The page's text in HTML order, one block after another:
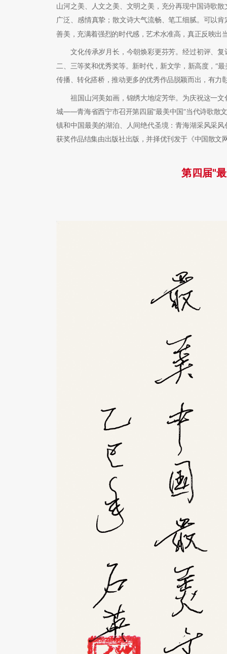
山河之美、人文之美、文明之美，充分再现中国诗歌
广泛、感情真挚；散文诗大气流畅、笔工细腻。可以
善美，充满着强烈的时代感，艺术水准高，真正反映出
文化传承岁月长，今朝焕彩更芬芳。经过初评、复
二、三等奖和优秀奖等。新时代，新文学，新高度，“
传播、转化搭桥，推动更多的优秀作品脱颖而出，有力
祖国山河美如画，锦绣大地绽芳华。为庆祝这一文
城——青海省西宁市召开第四届“最美中国”当代诗歌散
镇和中国最美的湖泊、人间绝代圣境：青海湖采风采
获奖作品结集由出版社出版，并择优刊发于《中国散文
第四届"